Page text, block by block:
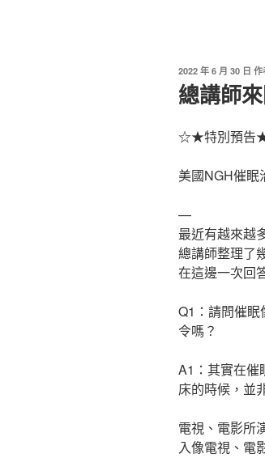
發
佈
於
2022 年 6 月 30 日 作
總講師
☆★特別預
美國NGH催眠
—
最近有越來越
總講師整理了
在這邊一次回
Q1：請問催
令嗎？
A1：其實在催
床的時候，並
電視、電影所
入像電視、電